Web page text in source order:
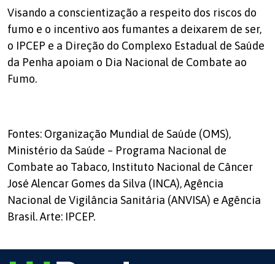
Visando a conscientização a respeito dos riscos do
fumo e o incentivo aos fumantes a deixarem de ser,
o IPCEP e a Direção do Complexo Estadual de Saúde
da Penha apoiam o Dia Nacional de Combate ao
Fumo.
Fontes: Organização Mundial de Saúde (OMS),
Ministério da Saúde – Programa Nacional de
Combate ao Tabaco, Instituto Nacional de Câncer
José Alencar Gomes da Silva (INCA), Agência
Nacional de Vigilância Sanitária (ANVISA) e Agência
Brasil. Arte: IPCEP.